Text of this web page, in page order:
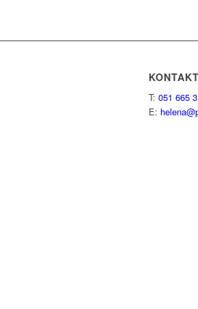
KONTAKT
T: 051 665
E: